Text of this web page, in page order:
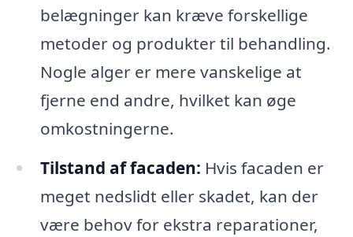
belægninger kan kræve forskellige
metoder og produkter til behandling.
Nogle alger er mere vanskelige at
fjerne end andre, hvilket kan øge
omkostningerne.
Tilstand af facaden: Hvis facaden er
meget nedslidt eller skadet, kan der
være behov for ekstra reparationer,